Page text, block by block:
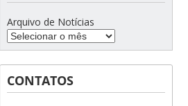
Arquivo de Notícias
CONTATOS